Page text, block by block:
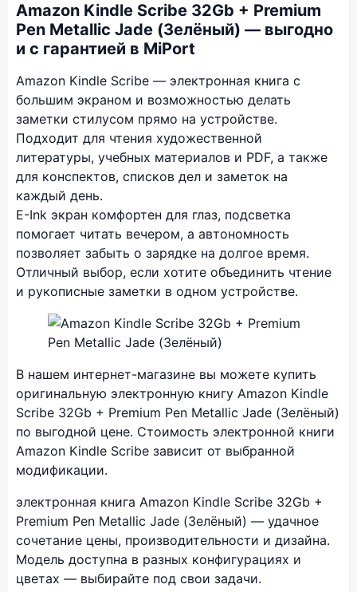
Amazon Kindle Scribe 32Gb + Premium
Pen Metallic Jade (Зелёный) — выгодно
и с гарантией в MiPort
Amazon Kindle Scribe — электронная книга с
большим экраном и возможностью делать
заметки стилусом прямо на устройстве.
Подходит для чтения художественной
литературы, учебных материалов и PDF, а также
для конспектов, списков дел и заметок на
каждый день.
E-Ink экран комфортен для глаз, подсветка
помогает читать вечером, а автономность
позволяет забыть о зарядке на долгое время.
Отличный выбор, если хотите объединить чтение
и рукописные заметки в одном устройстве.
В нашем интернет-магазине вы можете купить
оригинальную электронную книгу Amazon Kindle
Scribe 32Gb + Premium Pen Metallic Jade (Зелёный)
по выгодной цене. Стоимость электронной книги
Amazon Kindle Scribe зависит от выбранной
модификации.
электронная книга Amazon Kindle Scribe 32Gb +
Premium Pen Metallic Jade (Зелёный) — удачное
сочетание цены, производительности и дизайна.
Модель доступна в разных конфигурациях и
цветах — выбирайте под свои задачи.